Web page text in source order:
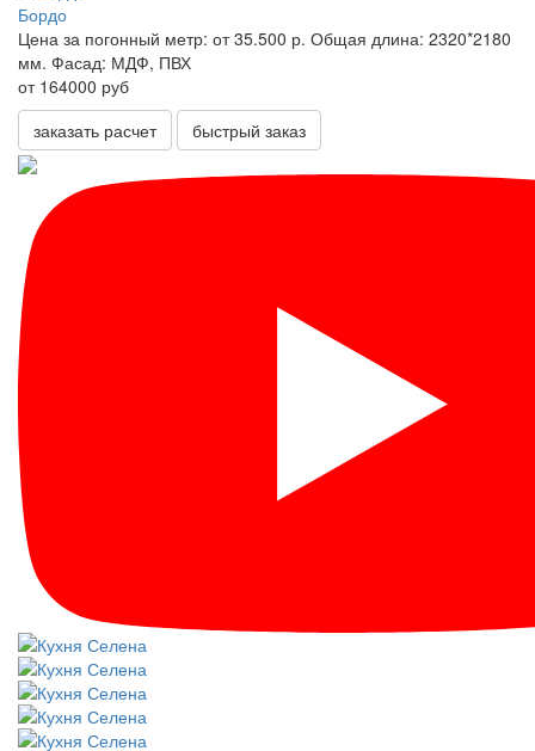
Бордо
Цена за погонный метр: от 35.500 р. Общая длина: 2320*2180
мм. Фасад: МДФ, ПВХ
от 164000 руб
заказать расчет
быстрый заказ